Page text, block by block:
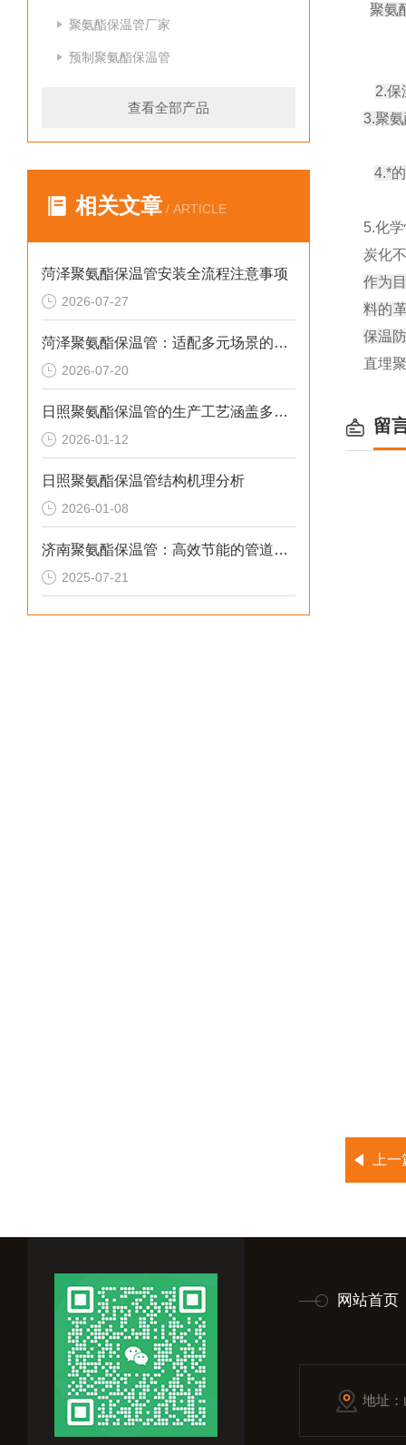
聚氨酯保温管厂家
预制聚氨酯保温管
查看全部产品
相关文章 / ARTICLE
菏泽聚氨酯保温管安装全流程注意事项
2026-07-27
菏泽聚氨酯保温管：适配多元场景的高效保温输送材料
2026-07-20
日照聚氨酯保温管的生产工艺涵盖多个环节
2026-01-12
日照聚氨酯保温管结构机理分析
2026-01-08
济南聚氨酯保温管：高效节能的管道保温材料
2025-07-21
聚氨
2.保
3.聚
4.*
5.化
炭化
作为
料的
保温
直埋
留
上
网站首页
地址